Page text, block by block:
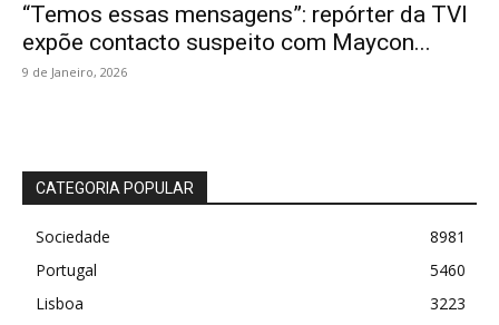
“Temos essas mensagens”: repórter da TVI
expõe contacto suspeito com Maycon...
9 de Janeiro, 2026
CATEGORIA POPULAR
Sociedade
8981
Portugal
5460
Lisboa
3223